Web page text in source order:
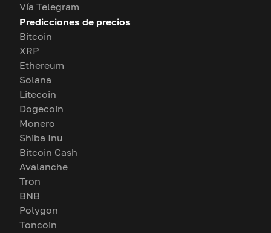
Vía Telegram
Predicciones de precios
Bitcoin
XRP
Ethereum
Solana
Litecoin
Dogecoin
Monero
Shiba Inu
Bitcoin Cash
Avalanche
Tron
BNB
Polygon
Toncoin